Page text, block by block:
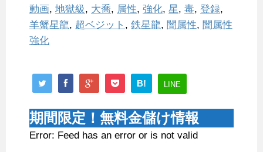
動画, 地獄級, 大喬, 属性, 強化, 星, 毒, 登録,
羊蟹星龍, 超ベジット , 鉄星龍, 闇属性, 闇属性
強化
B! LINE
期間限定！無料金儲け情報
Error: Feed has an error or is not valid